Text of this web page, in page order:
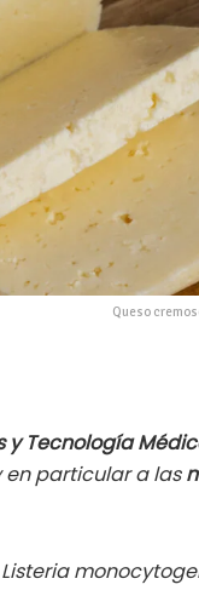
Queso
y Tecnología
en particular a las
Listeria